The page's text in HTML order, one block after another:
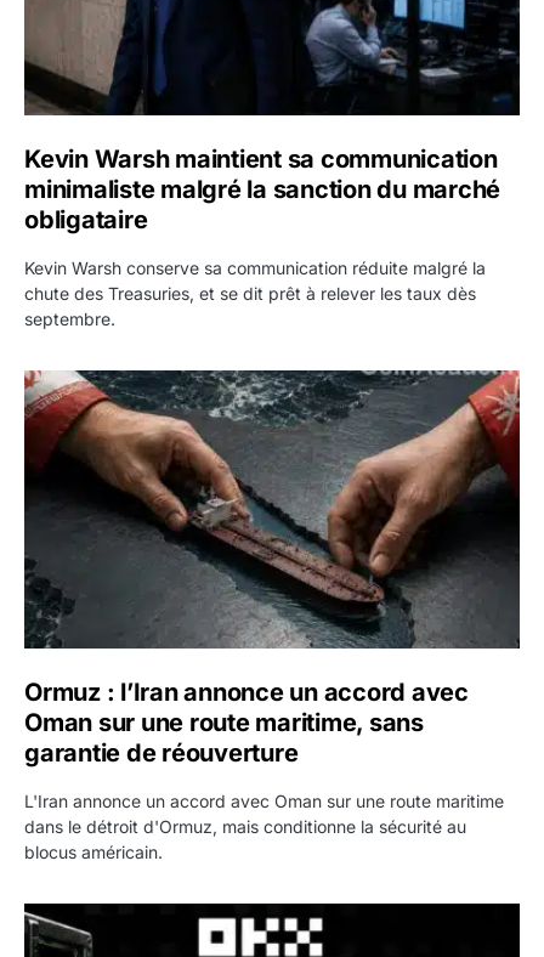
Kevin Warsh maintient sa communication
minimaliste malgré la sanction du marché
obligataire
Kevin Warsh conserve sa communication réduite malgré la
chute des Treasuries, et se dit prêt à relever les taux dès
septembre.
Ormuz : l’Iran annonce un accord avec Oman sur une
Ormuz : l’Iran annonce un accord avec
Oman sur une route maritime, sans
garantie de réouverture
L'Iran annonce un accord avec Oman sur une route maritime
dans le détroit d'Ormuz, mais conditionne la sécurité au
blocus américain.
OKX relance une campagne Deposit Bonus : jusqu’à 5